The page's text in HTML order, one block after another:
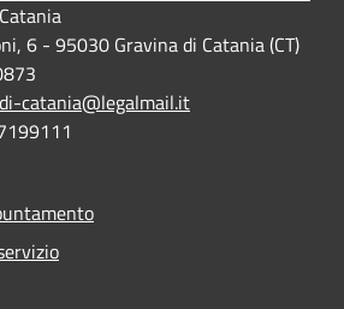
6 - 95030 Gravina di Catania (CT)
catania@legalmail.it